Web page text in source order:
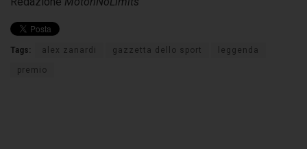
Tags: alex zanardi gazzetta dello sport leggenda
premio